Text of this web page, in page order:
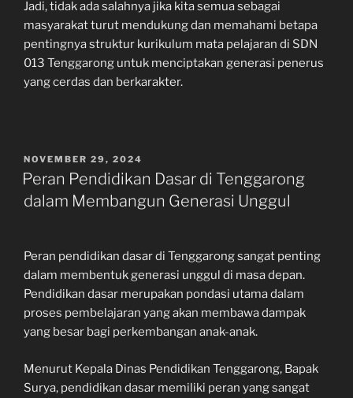
Jadi, tidak ada salahnya jika kita semua sebagai
masyarakat turut mendukung dan memahami betapa
pentingnya struktur kurikulum mata pelajaran di SDN
013 Tenggarong untuk menciptakan generasi penerus
yang cerdas dan berkarakter.
POSTED
ON
NOVEMBER 29, 2024
Peran Pendidikan Dasar di Tenggarong
dalam Membangun Generasi Unggul
Peran pendidikan dasar di Tenggarong sangat penting
dalam membentuk generasi unggul di masa depan.
Pendidikan dasar merupakan pondasi utama dalam
proses pembelajaran yang akan membawa dampak
yang besar bagi perkembangan anak-anak.
Menurut Kepala Dinas Pendidikan Tenggarong, Bapak
Surya, pendidikan dasar memiliki peran yang sangat